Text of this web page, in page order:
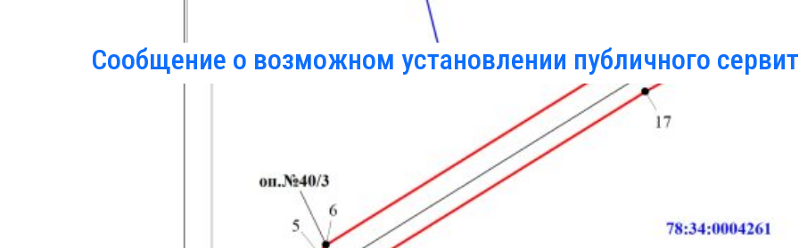
Сообщение о возможном установлении публичного